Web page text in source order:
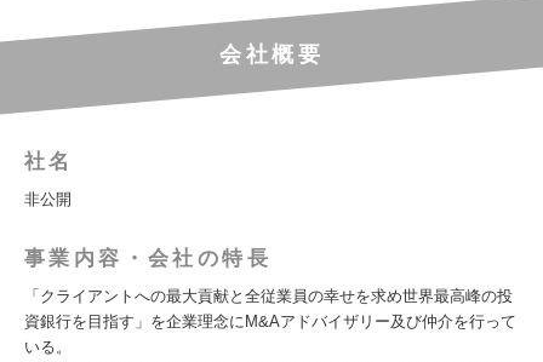
会社概要
社名
非公開
事業内容・会社の特長
「クライアントへの最大貢献と全従業員の幸せを求め世界最高峰の投
資銀行を目指す」を企業理念にM&Aアドバイザリー及び仲介を行って
いる。